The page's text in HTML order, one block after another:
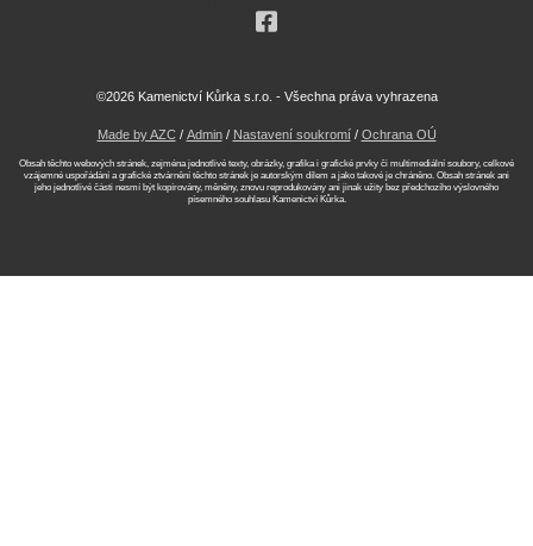
©2026 Kamenictví Kůrka s.r.o. - Všechna práva vyhrazena
Made by AZC/ Admin/ Nastavení soukromí/ Ochrana OÚ
Obsah těchto webových stránek, zejména jednotlivé texty, obrázky, grafika i grafické prvky či multimediální soubory, celkové
vzájemné uspořádání a grafické ztvárnění těchto stránek je autorským dílem a jako takové je chráněno. Obsah stránek ani
jeho jednotlivé části nesmí být kopírovány, měněny, znovu reprodukovány ani jinak užity bez předchozího výslovného
písemného souhlasu Kamenictví Kůrka.